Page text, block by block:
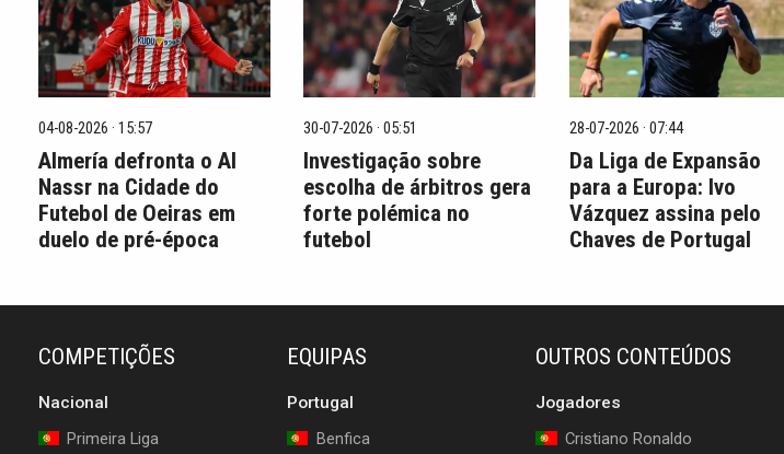
04-08-2026 · 15:57
Almería defronta o Al
Nassr na Cidade do
Futebol de Oeiras em
duelo de pré-época
30-07-2026 · 05:51
Investigação sobre
escolha de árbitros gera
forte polémica no
futebol
28-07-2026 · 07:44
Da Liga de Expansão
para a Europa: Ivo
Vázquez assina pelo
Chaves de Portugal
COMPETIÇÕES
Nacional
Primeira Liga
EQUIPAS
Portugal
Benfica
OUTROS CONTEÚDOS
Jogadores
Cristiano Ronaldo